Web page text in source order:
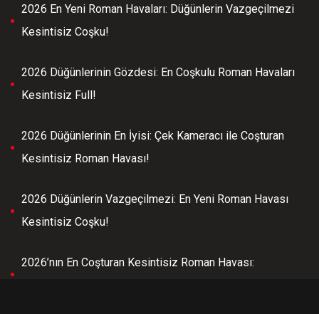
2026 En Yeni Roman Havaları: Düğünlerin Vazgeçilmezi
Kesintisiz Coşku!
2026 Düğünlerinin Gözdesi: En Coşkulu Roman Havaları
Kesintisiz Full!
2026 Düğünlerinin En İyisi: Çek Kameracı ile Coşturan
Kesintisiz Roman Havası!
2026 Düğünlerin Vazgeçilmezi: En Yeni Roman Havası
Kesintisiz Coşku!
2026’nın En Coşturan Kesintisiz Roman Havası: